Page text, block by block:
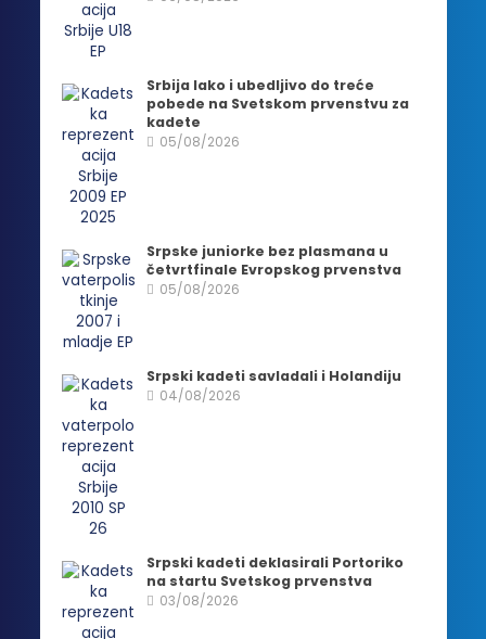
Srbija lako i ubedljivo do treće
pobede na Svetskom prvenstvu za
kadete
05/08/2026
Srpske juniorke bez plasmana u
četvrtfinale Evropskog prvenstva
05/08/2026
Srpski kadeti savladali i Holandiju
04/08/2026
Srpski kadeti deklasirali Portoriko
na startu Svetskog prvenstva
03/08/2026